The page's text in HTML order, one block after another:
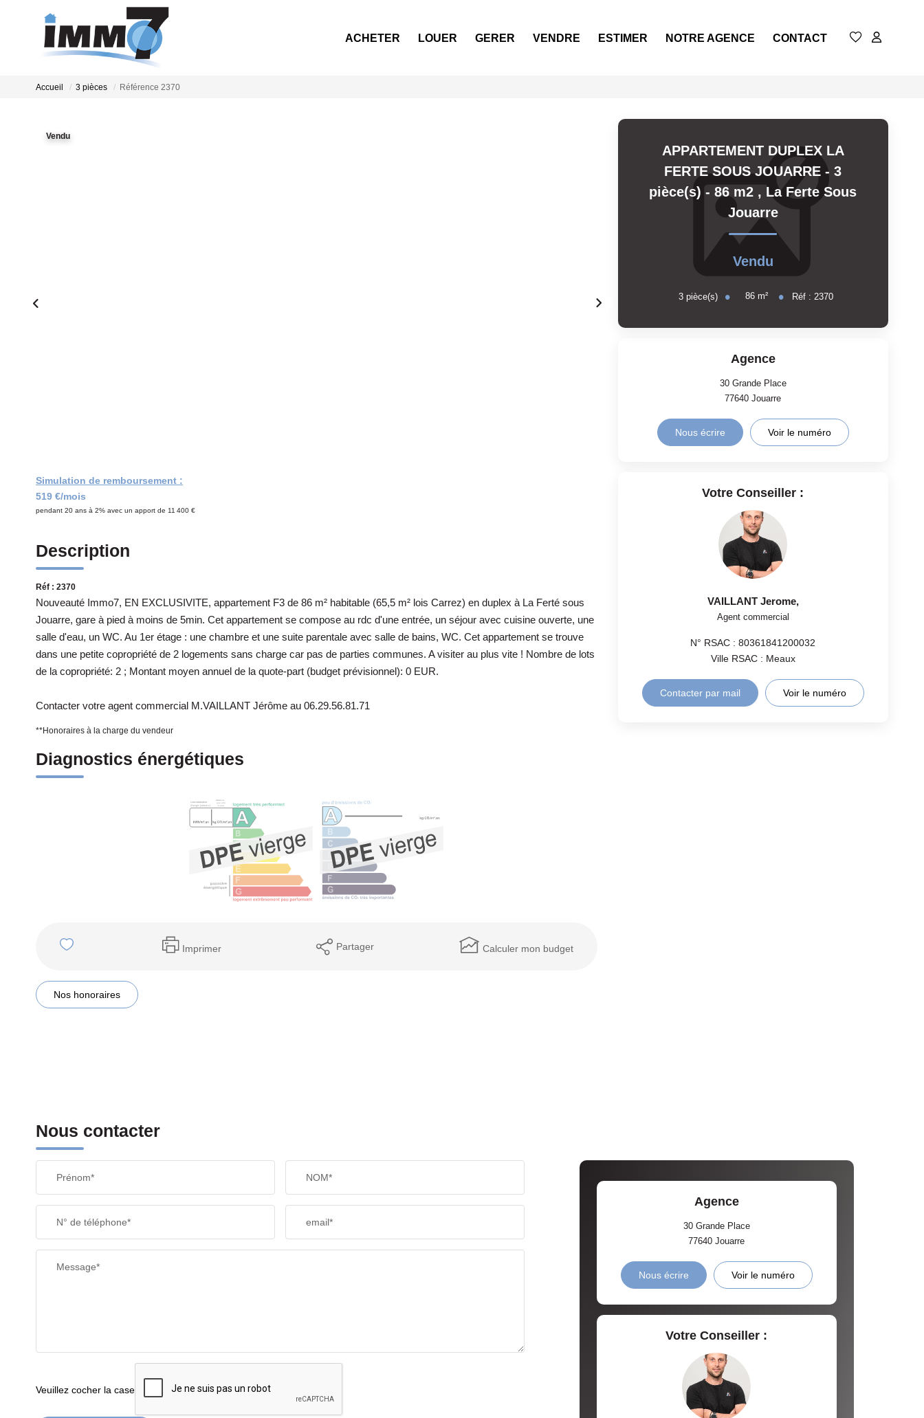
ACHETER LOUER GERER VENDRE ESTIMER NOTRE AGENCE CONTACT
Accueil 3 pièces Référence 2370
Vendu
Simulation de remboursement :
519 €/mois
pendant 20 ans à 2% avec un apport de 11 400 €
Description
Réf : 2370
Nouveauté Immo7, EN EXCLUSIVITE, appartement F3 de 86 m² habitable (65,5 m² lois Carrez) en duplex à La Ferté sous
Jouarre, gare à pied à moins de 5min. Cet appartement se compose au rdc d'une entrée, un séjour avec cuisine ouverte, une
salle d'eau, un WC. Au 1er étage : une chambre et une suite parentale avec salle de bains, WC. Cet appartement se trouve
dans une petite copropriété de 2 logements sans charge car pas de parties communes. A visiter au plus vite ! Nombre de lots
de la copropriété: 2 ; Montant moyen annuel de la quote-part (budget prévisionnel): 0 EUR.
Contacter votre agent commercial M.VAILLANT Jérôme au 06.29.56.81.71
**Honoraires à la charge du vendeur
Diagnostics énergétiques
Imprimer Partager Calculer mon budget
Nos honoraires
APPARTEMENT DUPLEX LA
FERTE SOUS JOUARRE - 3
pièce(s) - 86 m2 , La Ferte Sous
Jouarre
Vendu
3 pièce(s) 86 m² Réf : 2370
Agence
30 Grande Place
77640Jouarre
Nous écrire Voir le numéro
Votre Conseiller :
VAILLANT Jerome,
Agent commercial
N° RSAC : 80361841200032
Ville RSAC : Meaux
Contacter par mail Voir le numéro
Nous contacter
Prénom* NOM*
N° de téléphone* email*
Message*
Veuillez cocher la case
Agence
30 Grande Place
77640Jouarre
Nous écrire Voir le numéro
Votre Conseiller :